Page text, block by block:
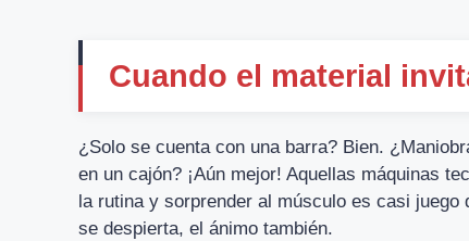
Cuando el material
¿Solo se cuenta con una barra? Bien.
en un cajón? ¡Aún mejor! Aquellas máquinas
la rutina y sorprender al músculo es casi
se despierta, el ánimo también.